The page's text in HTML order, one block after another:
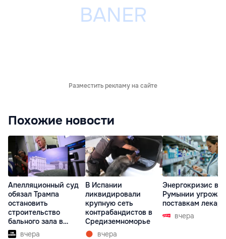
Разместить рекламу на сайте
Похожие новости
Апелляционный суд
обязал Трампа
остановить
строительство
бального зала в
Белом доме
вчера
В Испании
ликвидировали
крупную сеть
контрабандистов в
Средиземноморье
вчера
Энергокризис в
Румынии
поставкам
вчера